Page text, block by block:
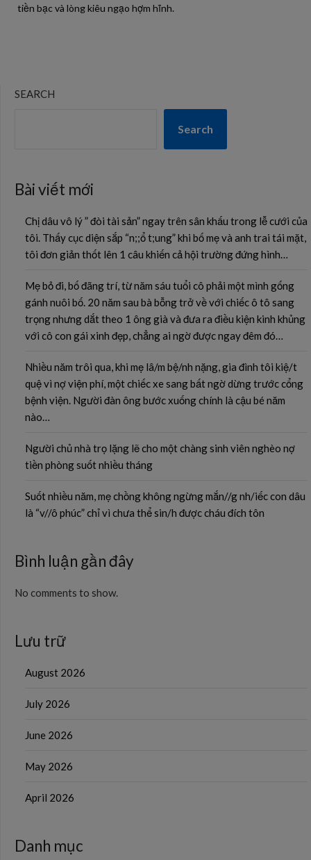
tiền bạc và lòng kiêu ngạo hợm hĩnh.
SEARCH
Search
Bài viết mới
Chị dâu vô lý ” đòi tài sản” ngay trên sân khấu trong lễ cưới của
tôi. Thấy cục diện sắp “n;;ổ t;ung” khi bố mẹ và anh trai tái mặt,
tôi đơn giản thốt lên 1 câu khiến cả hội trường đứng hình…
Mẹ bỏ đi, bố đãng trí, từ năm sáu tuổi cô phải một mình gống
gánh nuôi bố. 20 năm sau bà bỗng trở về với chiếc ô tô sang
trọng nhưng dắt theo 1 ông già và đưa ra điều kiện kinh khủng
với cô con gái xinh đẹp, chẳng ai ngờ được ngay đêm đó…
Nhiều năm trôi qua, khi mẹ lâ/m bệ/nh nặng, gia đình tôi kiệ/t
quệ vì nợ viện phí, một chiếc xe sang bất ngờ dừng trước cổng
bệnh viện. Người đàn ông bước xuống chính là cậu bé năm
nào…
Người chủ nhà trọ lặng lẽ cho một chàng sinh viên nghèo nợ
tiền phòng suốt nhiều tháng
Suốt nhiều năm, mẹ chồng không ngừng mắn//g nh/iếc con dâu
là “v//ô phúc” chỉ vì chưa thể sin/h được cháu đích tôn
Bình luận gần đây
No comments to show.
Lưu trữ
August 2026
July 2026
June 2026
May 2026
April 2026
Danh mục